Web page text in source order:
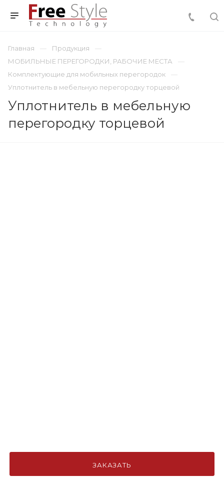
Главная
Продукция
МОБИЛЬНЫЕ ПЕРЕГОРОДКИ, РАБОЧИЕ МЕСТА
Комплектующие для мобильных перегородок
Уплотнитель в мебельную перегородку торцевой
Уплотнитель в мебельную
перегородку торцевой
ЗАКАЗАТЬ